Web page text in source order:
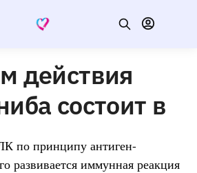
действия
состоит в
по принципу антиген-
развивается иммунная реакция